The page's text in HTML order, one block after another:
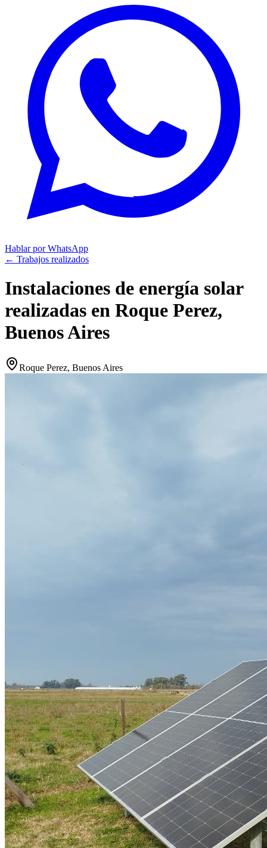
Hablar por WhatsApp
← Trabajos realizados
Instalaciones de energía solar
realizadas en Roque Perez,
Buenos Aires
Roque Perez, Buenos Aires